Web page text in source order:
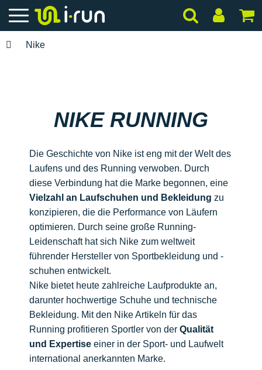
Nike
NIKE RUNNING
Die Geschichte von Nike ist eng mit der Welt des
Laufens und des Running verwoben. Durch
diese Verbindung hat die Marke begonnen, eine
Vielzahl an Laufschuhen und Bekleidung zu
konzipieren, die die Performance von Läufern
optimieren. Durch seine große Running-
Leidenschaft hat sich Nike zum weltweit
führender Hersteller von Sportbekleidung und -
schuhen entwickelt.
Nike bietet heute zahlreiche Laufprodukte an,
darunter hochwertige Schuhe und technische
Bekleidung. Mit den Nike Artikeln für das
Running profitieren Sportler von der Qualität
und Expertise einer in der Sport- und Laufwelt
international anerkannten Marke.